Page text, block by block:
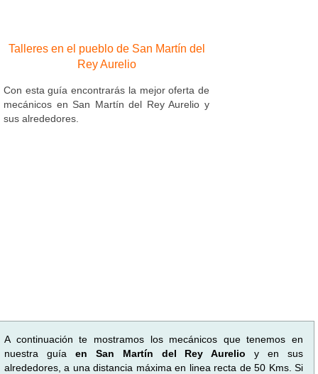
Talleres en el pueblo de San Martín del
Rey Aurelio
Con esta guía encontrarás la mejor oferta de
mecánicos en San Martín del Rey Aurelio y
sus alrededores.
A continuación te mostramos los mecánicos que tenemos en
nuestra guía en San Martín del Rey Aurelio y en sus
alrededores, a una distancia máxima en linea recta de 50 Kms. Si